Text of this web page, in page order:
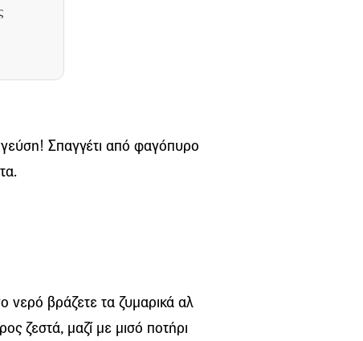
Σπαγγέτι από φαγόπυρο
νερό βράζετε τα ζυμαρικά αλ
ζεστά, μαζί με μισό ποτήρι